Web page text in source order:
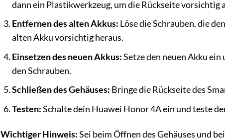
dann ein Plastikwerkzeug, um die Rückseite vorsichtig
Entfernen des alten Akkus: Löse die Schrauben, die
alten Akku vorsichtig heraus.
Einsetzen des neuen Akkus:Setze den neuen Akku
den Schrauben.
Schließen des Gehäuses: Bringe die Rückseite des
Testen:Schalte dein Huawei Honor 4A ein und teste
Wichtiger Hinweis:Sei beim Öffnen des Gehäuses und